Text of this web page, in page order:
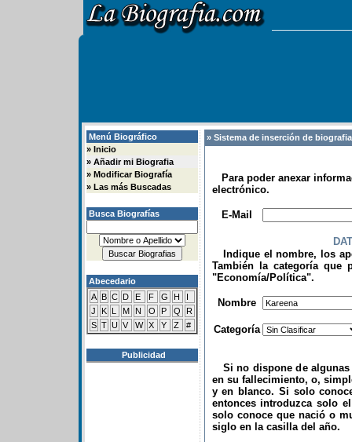
Menú Biográfico
» Inicio
» Añadir mi Biografia
» Modificar Biografía
» Las más Buscadas
Busca Biografías
Abecedario
A B C D E F G H
I
J
K L M N O P Q
R
S T U V W X Y Z #
Publicidad
» Sistema de inserción de
Para poder anexar
electrónico.
E-Mail
Indique el nombre, los
También la categoría que
"Economía/Política".
Nombre
Categoría
Si no dispone de algunas
en su fallecimiento, o,
y en blanco. Si solo
entonces introduzca solo
solo conoce que nació o
siglo en la casilla del año.